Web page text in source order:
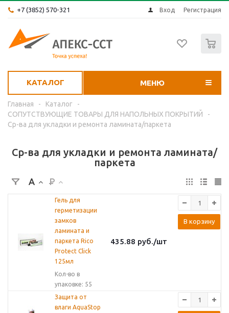
+7 (3852) 570-321 Вход Регистрация
КАТАЛОГ МЕНЮ
Главная - Каталог
-
СОПУТСТВУЮЩИЕ ТОВАРЫ ДЛЯ НАПОЛЬНЫХ ПОКРЫТИЙ
-
Ср-ва для укладки и ремонта ламината/паркета
Ср-ва для укладки и ремонта ламината/
паркета
Гель для
герметизации
замков
ламината и
паркета Rico
Protect Click
125мл
Кол-во в
упаковке: 55
435.88 руб./шт
В корзину
Защита от
влаги AquaStop